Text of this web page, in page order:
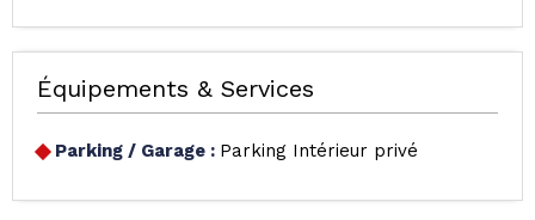
Équipements & Services
Parking / Garage : Parking Intérieur privé